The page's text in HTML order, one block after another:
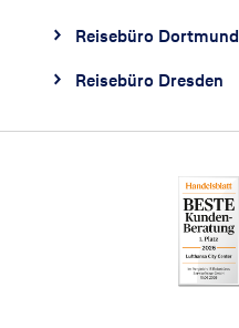
Reisebüro Dortmund
Reisebüro Dresden